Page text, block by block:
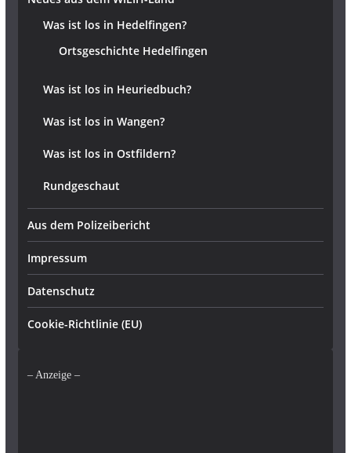
Was ist los in Hedelfingen?
Ortsgeschichte Hedelfingen
Was ist los in Heuriedbuch?
Was ist los in Wangen?
Was ist los in Ostfildern?
Rundgeschaut
Aus dem Polizeibericht
Impressum
Datenschutz
Cookie-Richtlinie (EU)
– Anzeige –